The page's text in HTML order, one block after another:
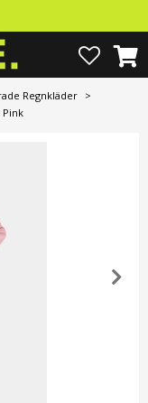
Regnkläder >
Pink